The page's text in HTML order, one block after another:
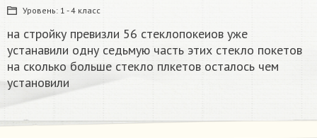
Уровень: 1 - 4 класс
на стройку превизли 56 стеклопокеиов уже
устанавили одну седьмую часть этих стекло покетов
на сколько больше стекло плкетов осталось чем
установили